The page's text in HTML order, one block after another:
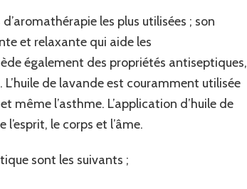
les plus utilisées ; son
et relaxante qui aide les
également des propriétés antiseptiques,
de lavande est couramment utilisée
même l’asthme. L’application d’huile de
le corps et l’âme.
sont les suivants ;